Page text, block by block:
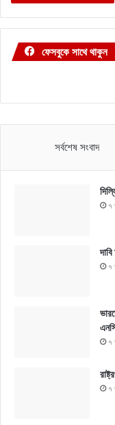
ফেসবুকে সাথে থাকুন
সর্বশেষ সংবাদ
৭
৭
৭
৭